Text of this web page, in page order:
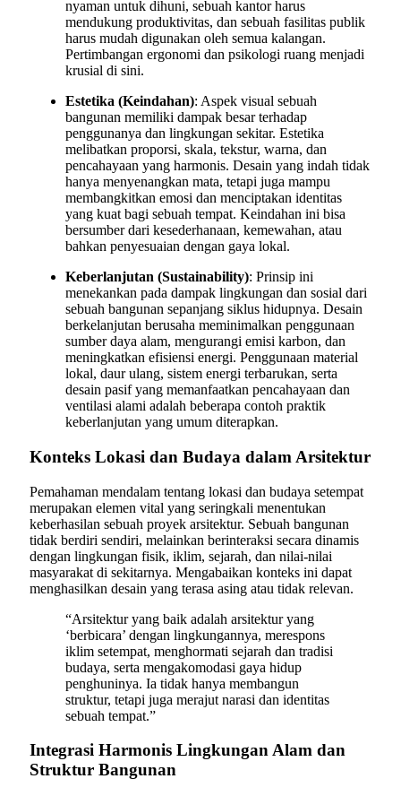
nyaman untuk dihuni, sebuah kantor harus
mendukung produktivitas, dan sebuah fasilitas publik
harus mudah digunakan oleh semua kalangan.
Pertimbangan ergonomi dan psikologi ruang menjadi
krusial di sini.
Estetika (Keindahan): Aspek visual sebuah
bangunan memiliki dampak besar terhadap
penggunanya dan lingkungan sekitar. Estetika
melibatkan proporsi, skala, tekstur, warna, dan
pencahayaan yang harmonis. Desain yang indah tidak
hanya menyenangkan mata, tetapi juga mampu
membangkitkan emosi dan menciptakan identitas
yang kuat bagi sebuah tempat. Keindahan ini bisa
bersumber dari kesederhanaan, kemewahan, atau
bahkan penyesuaian dengan gaya lokal.
Keberlanjutan (Sustainability): Prinsip ini
menekankan pada dampak lingkungan dan sosial dari
sebuah bangunan sepanjang siklus hidupnya. Desain
berkelanjutan berusaha meminimalkan penggunaan
sumber daya alam, mengurangi emisi karbon, dan
meningkatkan efisiensi energi. Penggunaan material
lokal, daur ulang, sistem energi terbarukan, serta
desain pasif yang memanfaatkan pencahayaan dan
ventilasi alami adalah beberapa contoh praktik
keberlanjutan yang umum diterapkan.
Konteks Lokasi dan Budaya dalam Arsitektur
Pemahaman mendalam tentang lokasi dan budaya setempat
merupakan elemen vital yang seringkali menentukan
keberhasilan sebuah proyek arsitektur. Sebuah bangunan
tidak berdiri sendiri, melainkan berinteraksi secara dinamis
dengan lingkungan fisik, iklim, sejarah, dan nilai-nilai
masyarakat di sekitarnya. Mengabaikan konteks ini dapat
menghasilkan desain yang terasa asing atau tidak relevan.
“Arsitektur yang baik adalah arsitektur yang
‘berbicara’ dengan lingkungannya, merespons
iklim setempat, menghormati sejarah dan tradisi
budaya, serta mengakomodasi gaya hidup
penghuninya. Ia tidak hanya membangun
struktur, tetapi juga merajut narasi dan identitas
sebuah tempat.”
Integrasi Harmonis Lingkungan Alam dan
Struktur Bangunan